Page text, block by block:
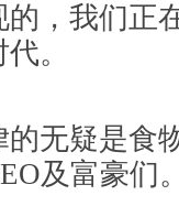
，我们正
。
无疑是食
及富豪们